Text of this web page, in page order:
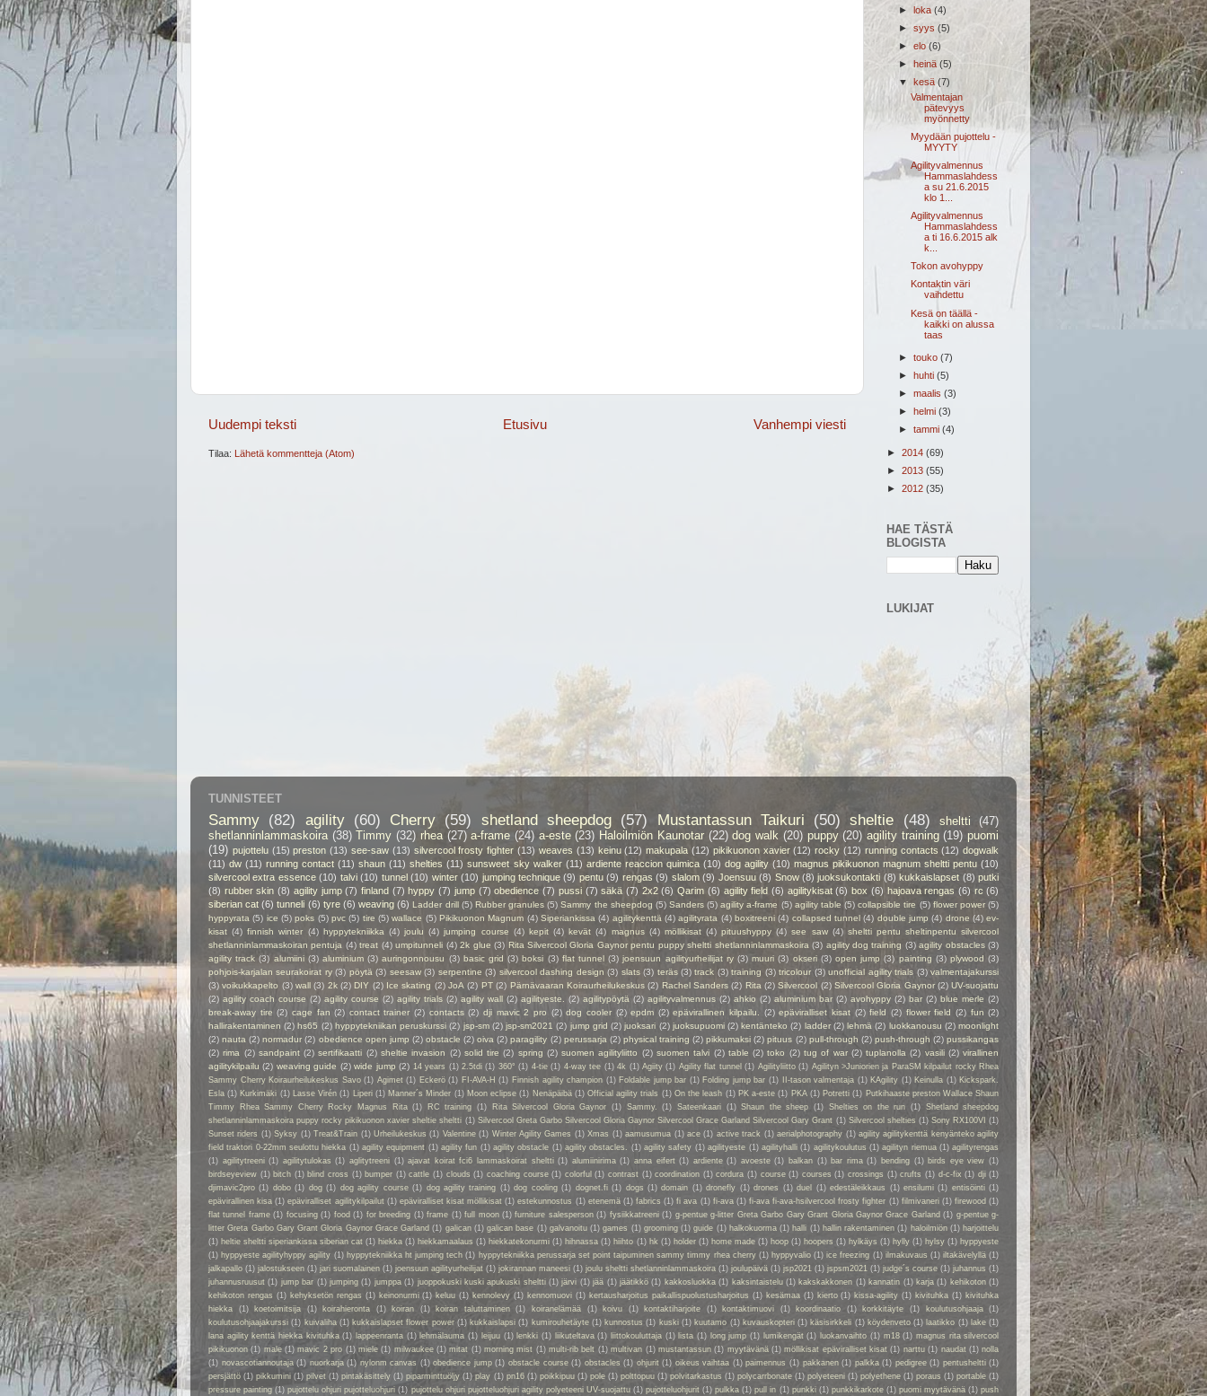
Uudempi teksti Vanhempi viesti
Etusivu
Tilaa: Lähetä kommentteja (Atom)
► loka (4)
► syys (5)
► elo(6)
► heinä (5)
▼ kesä (7)
Valmentajan
pätevyys
myönnetty
Myydään pujottelu -
MYYTY
Agilityvalmennus
Hammaslahdess
a su 21.6.2015
klo 1...
Agilityvalmennus
Hammaslahdess
a ti 16.6.2015 alk
k...
Tokon avohyppy
Kontaktin väri
vaihdettu
Kesä on täällä -
kaikki on alussa
taas
► touko (7)
► huhti (5)
► maalis (3)
► helmi (3)
► tammi (4)
► 2014 (69)
► 2013 (55)
► 2012 (35)
HAE TÄSTÄ
BLOGISTA
LUKIJAT
TUNNISTEET
Sammy (82) agility (60) Cherry (59) shetland sheepdog (57) Mustantassun Taikuri (50) sheltie (48) sheltti
(47)
shetlanninlammaskoira (38) Timmy (32) rhea (27) a-frame (24) a-este (23) Haloilmiön Kaunotar (22) dog walk (20) puppy (20) agility training (19) puomi
(19) pujottelu (15) preston (13) see-saw (13) silvercool frosty fighter (13) weaves (13) keinu (12) makupala (12) pikikuonon xavier (12) rocky (12) running contacts (12) dogwalk
(11) dw (11) running contact (11) shaun (11) shelties (11) sunsweet sky walker (11) ardiente reaccion quimica (10) dog agility (10) magnus pikikuonon magnum sheltti pentu (10)
silvercool extra essence (10) talvi (10) tunnel (10) winter (10) jumping technique (9) pentu (9) rengas (9) slalom (9) Joensuu (8) Snow (8) juoksukontakti (8) kukkaislapset (8) putki
(8) rubber skin (8) agility jump (7) finland (7) hyppy (7) jump (7) obedience (7) pussi (7) säkä (7) 2x2 (6) Qarim (6) agility field (6) agilitykisat (6) box (6) hajoava rengas (6) rc (6)
siberian cat (6) tunneli (6) tyre (6) weaving (6) Ladder drill (5) Rubber granules (5) Sammy the sheepdog (5) Sanders (5) agility a-frame (5) agility table (5) collapsible tire (5) flower power (5)
hyppyrata (5) ice (5) poks (5) pvc (5) tire (5) wallace (5) Pikikuonon Magnum (4) Siperiankissa (4) agilitykenttä (4) agilityrata (4) boxitreeni (4) collapsed tunnel (4) double jump (4) drone (4) ev-
kisat (4) finnish winter (4) hyppytekniikka (4) joulu (4) jumping course (4) kepit (4) kevät (4) magnus (4) möllikisat (4) pituushyppy (4) see saw (4) sheltti pentu sheltinpentu silvercool
shetlanninlammaskoiran pentuja (4) treat (4) umpitunneli (4) 2k glue (3) Rita Silvercool Gloria Gaynor pentu puppy sheltti shetlanninlammaskoira (3) agility dog training (3) agility obstacles (3)
agility track (3) alumiini (3) aluminium (3) auringonnousu (3) basic grid (3) boksi (3) flat tunnel (3) joensuun agilityurheilijat ry (3) muuri (3) okseri (3) open jump (3) painting (3) plywood (3)
pohjois-karjalan seurakoirat ry (3) pöytä (3) seesaw (3) serpentine (3) silvercool dashing design (3) slats (3) teräs (3) track (3) training (3) tricolour (3) unofficial agility trials (3) valmentajakurssi
(3) voikukkapelto (3) wall (3) 2k (2) DIY (2) Ice skating (2) JoA (2) PT (2) Pärnävaaran Koiraurheilukeskus (2) Rachel Sanders (2) Rita (2) Silvercool (2) Silvercool Gloria Gaynor (2) UV-suojattu
(2) agility coach course (2) agility course (2) agility trials (2) agility wall (2) agilityeste. (2) agilitypöytä (2) agilityvalmennus (2) ahkio (2) aluminium bar (2) avohyppy (2) bar (2) blue merle (2)
break-away tire (2) cage fan (2) contact trainer (2) contacts (2) dji mavic 2 pro (2) dog cooler (2) epdm (2) epävirallinen kilpailu. (2) epäviralliset kisat (2) field (2) flower field (2) fun (2)
hallirakentaminen (2) hs65 (2) hyppytekniikan peruskurssi (2) jsp-sm (2) jsp-sm2021 (2) jump grid (2) juoksari (2) juoksupuomi (2) kentänteko (2) ladder (2) lehmä (2) luokkanousu (2) moonlight
(2) nauta (2) normadur (2) obedience open jump (2) obstacle (2) oiva (2) paragility (2) perussarja (2) physical training (2) pikkumaksi (2) pituus (2) pull-through (2) push-through (2) pussikangas
(2) rima (2) sandpaint (2) sertifikaatti (2) sheltie invasion (2) solid tire (2) spring (2) suomen agilityliitto (2) suomen talvi (2) table (2) toko (2) tug of war (2) tuplanolla (2) vasili (2) virallinen
agilitykilpailu (2) weaving guide (2) wide jump (2) 14 years (1) 2.5tdi (1) 360° (1) 4-tie (1) 4-way tee (1) 4k (1) Agiity (1) Agility flat tunnel (1) Agilityliitto (1) Agilityn >Juniorien ja ParaSM kilpailut rocky Rhea
Sammy Cherry Koiraurheilukeskus Savo (1) Agimet (1) Eckerö (1) FI-AVA-H (1) Finnish agility champion (1) Foldable jump bar (1) Folding jump bar (1) II-tason valmentaja (1) KAgility (1) Keinulla (1) Kickspark.
Esla (1) Kurkimäki (1) Lasse Virén (1) Liperi (1) Manner´s Minder (1) Moon eclipse (1) Nenäpäibä (1) Official agility trials (1) On the leash (1) PK a-este (1) PKA (1) Potretti (1) Putkihaaste preston Wallace Shaun
Timmy Rhea Sammy Cherry Rocky Magnus Rita (1) RC training (1) Rita Silvercool Gloria Gaynor (1) Sammy. (1) Sateenkaari (1) Shaun the sheep (1) Shelties on the run (1)
Shetland sheepdog
shetlanninlammaskoira puppy rocky pikikuonon xavier sheltie sheltti (1) Silvercool Greta Garbo Silvercool Gloria Gaynor Silvercool Grace Garland Silvercool Gary Grant (1) Silvercool shelties (1) Sony RX100VI
(1)
Sunset riders (1) Syksy (1) Treat&Train (1) Urheilukeskus (1) Valentine (1) Winter Agility Games (1) Xmas (1) aamusumua (1) ace (1) active track (1) aerialphotography (1) agility agilitykenttä kenyänteko agility
field traktori 0-22mm seulottu hiekka (1) agility equipment (1) agility fun (1) agility obstacle (1) agility obstacles. (1) agility safety (1) agilityeste (1) agilityhalli (1) agilitykoulutus (1) agilityn riemua (1) agilityrengas
(1) agilitytreeni (1) agilitytulokas (1) aglitytreeni (1) ajavat koirat fci6 lammaskoirat sheltti (1) alumiinirima (1) anna eifert (1) ardiente (1) avoeste (1) balkan (1) bar rima (1) bending (1) birds eye view (1)
birdseyeview (1) bitch (1) blind cross (1) bumper (1) cattle (1) clouds (1) coaching course (1) colorful (1) contrast (1) coordination (1) cordura (1) course (1) courses (1) crossings (1) crufts (1) d-c-fix (1) dji (1)
djimavic2pro (1) dobo (1) dog (1) dog agility course (1) dog agility training (1) dog cooling (1) dognet.fi (1) dogs (1) domain (1) dronefly (1) drones (1) duel (1) edestäleikkaus (1) ensilumi (1) entisöinti (1)
epävirallinen kisa (1) epäviralliset agilitykilpailut (1) epäviralliset kisat möllikisat (1) estekunnostus (1) etenemä (1) fabrics (1) fi ava (1) fi-ava (1) fi-ava fi-ava-hsilvercool frosty fighter (1) filmivaneri (1) firewood (1)
flat tunnel frame (1) focusing (1) food (1) for breeding (1) frame (1) full moon (1) furniture salesperson (1) fysiikkatreeni (1) g-pentue g-litter Greta Garbo Gary Grant Gloria Gaynor Grace Garland (1) g-pentue g-
litter Greta Garbo Gary Grant Gloria Gaynor Grace Garland (1) galican (1) galican base (1) galvanoitu (1) games (1) grooming (1) guide (1) halkokuorma (1) halli (1) hallin rakentaminen (1) haloilmiön (1) harjoittelu
(1) heltie sheltti siperiankissa siberian cat (1) hiekka (1) hiekkamaalaus (1) hiekkatekonurmi (1) hihnassa (1) hiihto (1) hk (1) holder (1) home made (1) hoop (1) hoopers (1) hylkäys (1) hylly (1) hylsy (1) hyppyeste
(1) hyppyeste agilityhyppy agility (1) hyppytekniikka ht jumping tech (1) hyppytekniikka perussarja set point taipuminen sammy timmy rhea cherry (1) hyppyvalio (1) ice freezing (1) ilmakuvaus (1) iltakävelyllä (1)
jalkapallo (1) jalostukseen (1) jari suomalainen (1) joensuun agilityurheilijat (1) jokirannan maneesi (1) joulu sheltti shetlanninlammaskoira (1) joulupäivä (1) jsp2021 (1) jspsm2021 (1) judge´s course (1) juhannus (1)
juhannusruusut (1) jump bar (1) jumping (1) jumppa (1) juoppokuski kuski apukuski sheltti (1) järvi (1) jää (1) jäätikkö (1) kakkosluokka (1) kaksintaistelu (1) kakskakkonen (1) kannatin (1) karja (1) kehikoton (1)
kehikoton rengas (1) kehyksetön rengas (1) keinonurmi (1) keluu (1) kennolevy (1) kennomuovi (1) kertausharjoitus paikallispuolustusharjoitus (1) kesämaa (1) kierto (1) kissa-agility (1) kivituhka (1) kivituhka
hiekka
(1) koetoimitsija (1) koirahieronta (1) koiran (1) koiran taluttaminen (1) koiranelämää (1) koivu (1) kontaktiharjoite (1) kontaktimuovi (1) koordinaatio (1) korkkitäyte (1) koulutusohjaaja
(1)
koulutusohjaajakurssi (1) kuivaliha (1) kukkaislapset flower power (1) kukkaislapsi (1) kumirouhetäyte (1) kunnostus (1) kuski (1) kuutamo (1) kuvauskopteri (1) käsisirkkeli (1) köydenveto (1) laatikko (1) lake (1)
lana agility kenttä hiekka kivituhka (1) lappeenranta (1) lehmälauma (1) leijuu (1) lenkki (1) liikuteltava (1) liittokouluttaja (1) lista (1) long jump (1) lumikengät (1) luokanvaihto (1) m18 (1) magnus rita silvercool
pikikuonon (1) male (1) mavic 2 pro (1) miele (1) milwaukee (1) mitat (1) morning mist (1) multi-rib belt (1) multivan (1) mustantassun (1) myytävänä (1) möllikisat epäviralliset kisat (1) narttu (1) naudat (1) nolla
(1) novascotiannoutaja (1) nuorkarja (1) nylonm canvas (1) obedience jump (1) obstacle course (1) obstacles (1) ohjurit (1) oikeus vaihtaa (1) paimennus (1) pakkanen (1) palkka (1) pedigree (1) pentusheltti (1)
persjättö (1) pikkumini (1) pilvet (1) pintakäsittely (1) piparminttuöljy (1) play (1) pn16 (1) poikkipuu (1) pole (1) polttopuu (1) polvitarkastus (1) polycarrbonate (1) polyeteeni (1) polyethene (1) poraus (1) portable (1)
pressure painting (1) pujottelu ohjuri pujotteluohjuri (1) pujottelu ohjuri pujotteluohjuri agility polyeteeni UV-suojattu (1) pujotteluohjurit (1) pulkka (1) pull in (1) punkki (1) punkkikarkote (1) puomi myytävänä (1) push